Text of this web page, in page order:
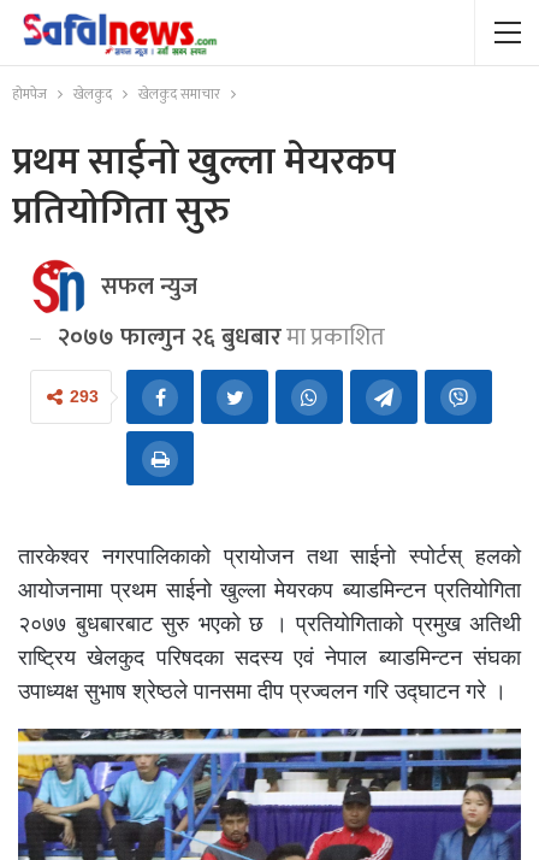
होमपेज खेलकुद खेलकुद समाचार
प्रथम साईनो खुल्ला मेयरकप
प्रतियोगिता सुरु
सफल न्युज
२०७७ फाल्गुन २६ बुधबारमा प्रकाशित
293
तारकेश्वर नगरपालिकाको प्रायोजन तथा साईनो स्पोर्टस् हलको
आयोजनामा प्रथम साईनो खुल्ला मेयरकप ब्याडमिन्टन प्रतियोगिता
२०७७ बुधबारबाट सुरु भएको छ । प्रतियोगिताको प्रमुख अतिथी
राष्ट्रिय खेलकुद परिषदका सदस्य एवं नेपाल ब्याडमिन्टन संघका
उपाध्यक्ष सुभाष श्रेष्ठले पानसमा दीप प्रज्वलन गरि उद्घाटन गरे ।